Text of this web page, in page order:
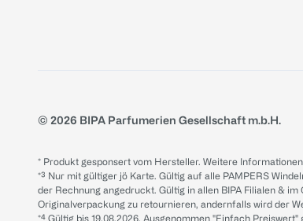
© 2026 BIPA Parfumerien Gesellschaft m.b.H.
* Produkt gesponsert vom Hersteller. Weitere
*³ Nur mit gültiger jö Karte. Gültig auf alle PAMPERS
der Rechnung angedruckt. Gültig in allen BIPA Filialen &
Originalverpackung zu retournieren, andernfalls wird der
*⁴ Gültig bis 19.08.2026. Ausgenommen "Einfach